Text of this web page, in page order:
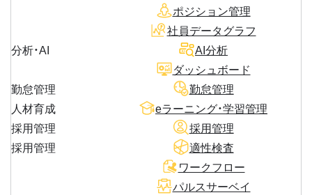
ポジション管理
分析・AI
社員データグラフ
AI分析
ダッシュボード
勤怠管理
勤怠管理
人材育成
eラーニング・学習管理
採用管理
採用管理
採用管理
適性検査
ワークフロー
パルスサーベイ